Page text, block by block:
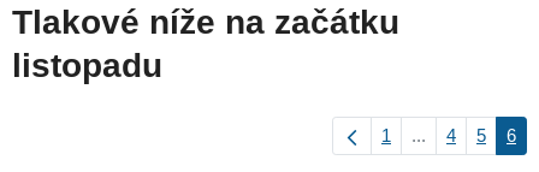
Tlakové níže na začátku
listopadu
1 ... 4 5 6